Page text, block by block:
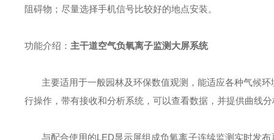
阻碍物；尽量选择手机信号比较好的地点安装。
功能介绍： 主干道空气负氧离子监测大屏系统
主要适用于一般园林及环保数值观测，能适应各种气候
行操作，带有接收和分析系统，可以查看数据，并提供曲线
与配合使用的LED显示屏组成负氧离子连续监测实时发